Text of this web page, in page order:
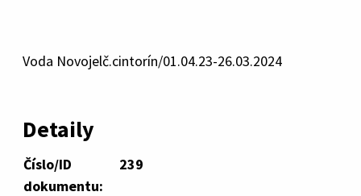
Voda Novojelč.cintorín/01.04.23-26.03.2024
Detaily
Číslo/ID
dokumentu:
239